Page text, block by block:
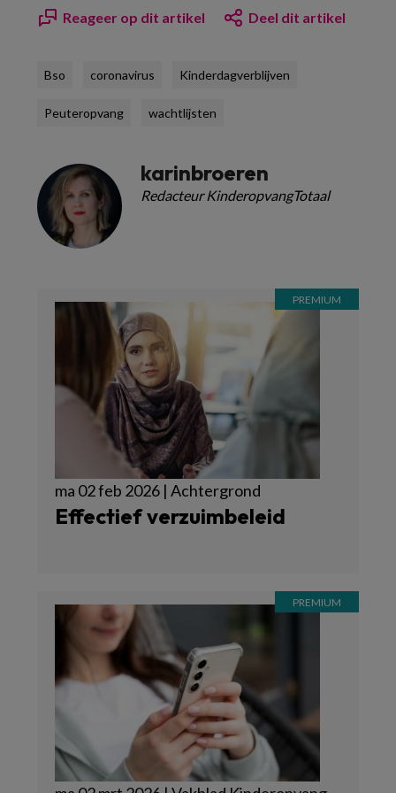
Reageer op dit artikel Deel dit artikel
Bso coronavirus Kinderdagverblijven
Peuteropvang wachtlijsten
karinbroeren
Redacteur KinderopvangTotaal
ma 02 feb 2026 | Achtergrond
Effectief verzuimbeleid